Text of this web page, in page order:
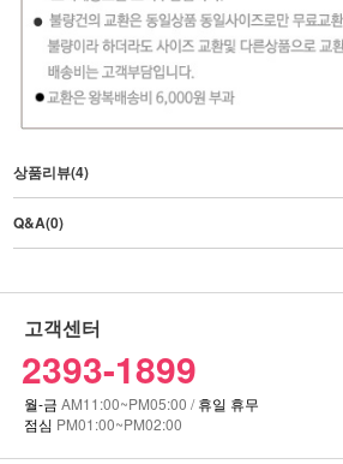
상품리뷰(4)
Q&A(0)
고객센터
2393-1899
월-금 AM11:00~PM05:00 /휴일 휴무
점심 PM01:00~PM02:00